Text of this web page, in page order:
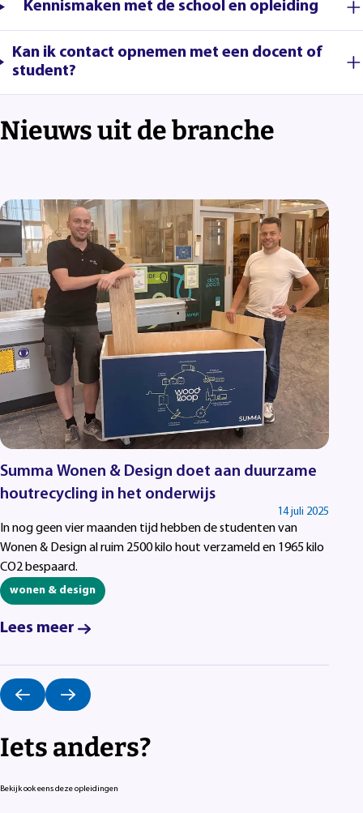
Kennismaken met de school en opleiding
Kan ik contact opnemen met een docent of
student?
Nieuws uit de branche
Summa Wonen & Design doet aan duurzame
houtrecycling in het onderwijs
14 juli 2025
In nog geen vier maanden tijd hebben de studenten van
Wonen & Design al ruim 2500 kilo hout verzameld en 1965 kilo
CO2 bespaard.
wonen & design
Lees meer
Iets anders?
Bekijk ook eens deze opleidingen